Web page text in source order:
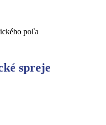
spreje